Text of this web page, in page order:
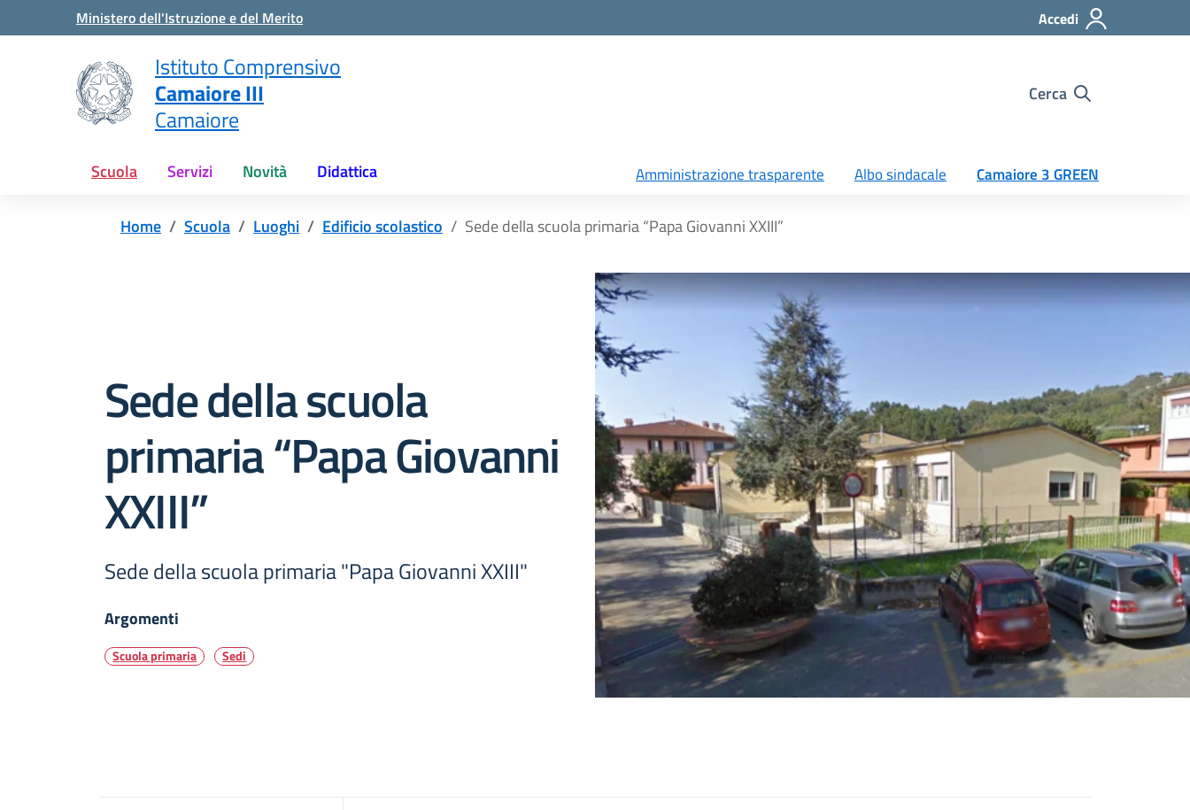
Vai ai contenuti
Vai al menu di navigazione
Ministero dell'Istruzione e del Merito Accedi
Istituto Comprensivo
Camaiore III
Camaiore
Cerca
Scuola Servizi Novità Didattica Amministrazione trasparente Albo sindacale Camaiore 3 GREEN
Home Scuola Luoghi Edificio scolastico Sede della scuola primaria “Papa Giovanni XXIII”
Sede della scuola
primaria “Papa Giovanni
XXIII”
Sede della scuola primaria "Papa Giovanni XXIII"
Argomenti
Scuola primaria Sedi